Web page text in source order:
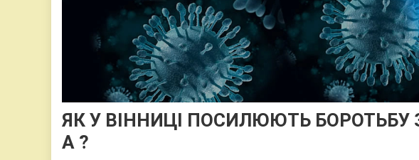
ЯК У ВІННИЦІ ПОСИЛЮЮТЬ БОРОТЬБУ
А ?